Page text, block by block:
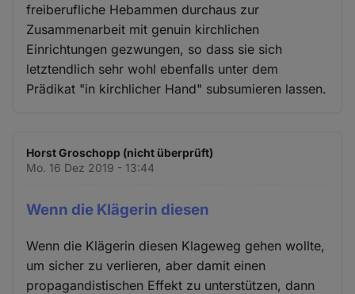
freiberufliche Hebammen durchaus zur
Zusammenarbeit mit genuin kirchlichen
Einrichtungen gezwungen, so dass sie sich
letztendlich sehr wohl ebenfalls unter dem
Prädikat "in kirchlicher Hand" subsumieren lassen.
Horst Groschopp (nicht überprüft)
Mo. 16 Dez 2019 - 13:44
Wenn die Klägerin diesen
Wenn die Klägerin diesen Klageweg gehen wollte,
um sicher zu verlieren, aber damit einen
propagandistischen Effekt zu unterstützen, dann